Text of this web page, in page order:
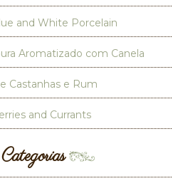
and White Porcelain
Aromatizado com Canela
Castanhas e Rum
and Currants
Categorias